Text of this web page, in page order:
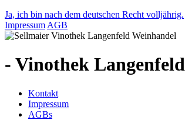
Ja, ich bin nach dem deutschen Recht volljährig.
Impressum AGB
- Vinothek Langenfeld
Kontakt
Impressum
AGBs